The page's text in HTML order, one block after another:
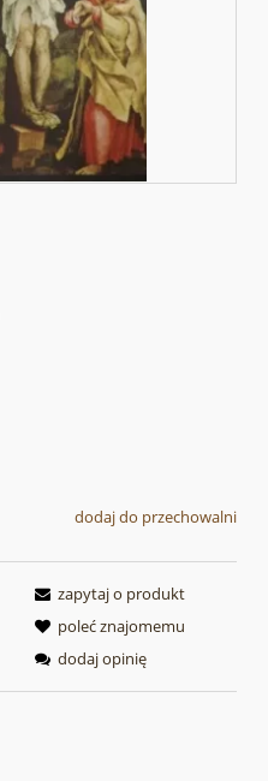
dodaj do przechowalni
zapytaj o produkt
poleć znajomemu
dodaj opinię